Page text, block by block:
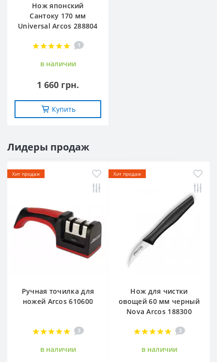
Нож японский
Сантоку 170 мм
Universal Arcos 288804
1
в наличии
1 660 грн.
Купить
Лидеры продаж
Хит продаж
Ручная точилка для
ножей Arcos 610600
3
в наличии
Хит продаж
Нож для чистки
овощей 60 мм черный
Nova Arcos 188300
3
в наличии